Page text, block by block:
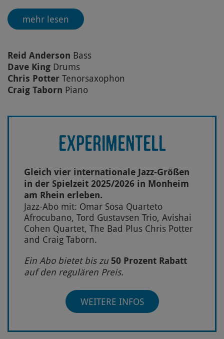
mehr lesen
Reid Anderson Bass
Dave King Drums
Chris Potter Tenorsaxophon
Craig Taborn Piano
EXPERIMENTELL
Gleich vier internationale Jazz-Größen
in der Spielzeit 2025/2026 in Monheim
am Rhein erleben.
Jazz-Abo mit: Omar Sosa Quarteto
Afrocubano, Tord Gustavsen Trio, Avishai
Cohen Quartet, The Bad Plus Chris Potter
and Craig Taborn.
Ein Abo bietet bis zu50 Prozent Rabatt
auf den regulären Preis.
WEITERE INFOS